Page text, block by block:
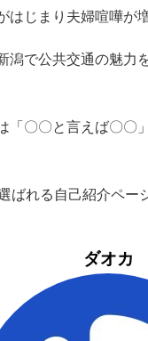
はじまり夫婦喧嘩が
潟で公共交通の魅力
「〇〇と言えば〇〇
ばれる自己紹介ペー
ダオカ